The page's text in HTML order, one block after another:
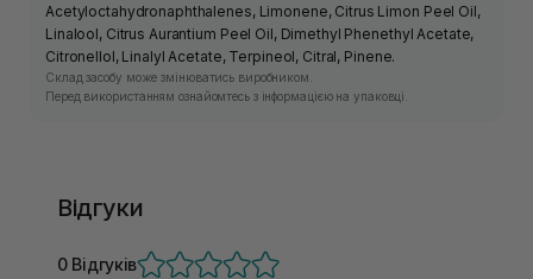
Acetyloctahydronaphthalenes, Limonene, Citrus Limon Peel Oil,
Linalool, Citrus Aurantium Peel Oil, Dimethyl Phenethyl Acetate,
Citronellol, Linalyl Acetate, Terpineol, Citral, Pinene.
Склад засобу може змінюватись виробником.
Перед використанням ознайомтесь з інформацією на упаковці.
Відгуки
0 Відгуків